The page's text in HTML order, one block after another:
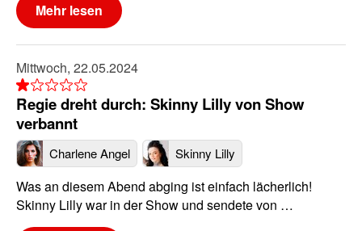
Mehr lesen
Mittwoch, 22.05.2024
Regie dreht durch: Skinny Lilly von Show
verbannt
Charlene Angel Skinny Lilly
Was an diesem Abend abging ist einfach lächerlich!
Skinny Lilly war in der Show und sendete von …